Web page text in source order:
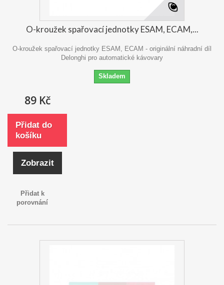
O-kroužek spařovací jednotky ESAM, ECAM,...
O-kroužek spařovací jednotky ESAM, ECAM - originální náhradní díl
Delonghi pro automatické kávovary
Skladem
89 Kč
Přidat do
košíku
Zobrazit
Přidat k
porovnání